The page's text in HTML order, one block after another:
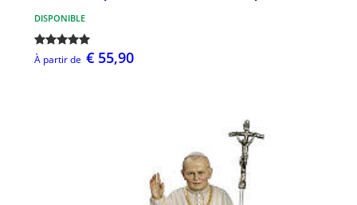
DISPONIBLE
À partir de € 55,90